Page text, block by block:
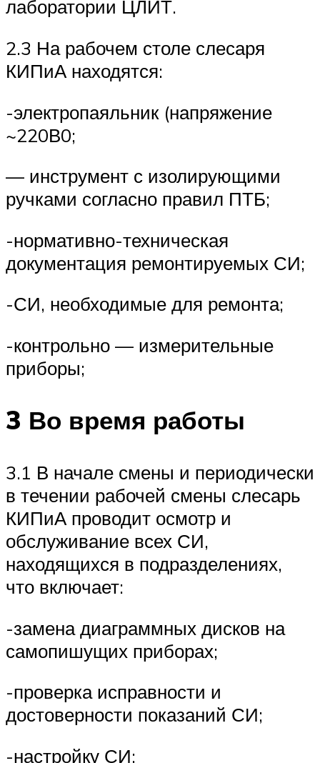
лаборатории ЦЛИТ.
2.3 На рабочем столе слесаря
КИПиА находятся:
-электропаяльник (напряжение
~220В0;
— инструмент с изолирующими
ручками согласно правил ПТБ;
-нормативно-техническая
документация ремонтируемых СИ;
-СИ, необходимые для ремонта;
-контрольно — измерительные
приборы;
3 Во время работы
3.1 В начале смены и периодически
в течении рабочей смены слесарь
КИПиА проводит осмотр и
обслуживание всех СИ,
находящихся в подразделениях,
что включает:
-замена диаграммных дисков на
самопишущих приборах;
-проверка исправности и
достоверности показаний СИ;
-настройку СИ;